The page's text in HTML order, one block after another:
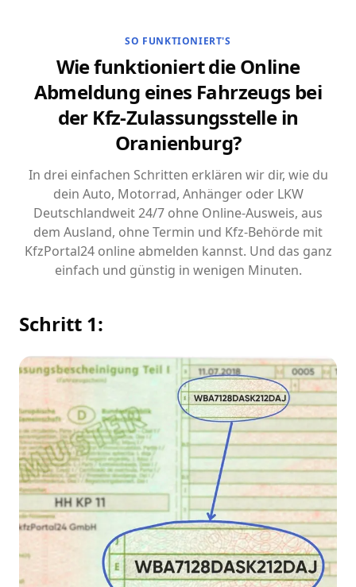
SO FUNKTIONIERT'S
Wie funktioniert die Online
Abmeldung eines Fahrzeugs bei
der Kfz-Zulassungsstelle in
Oranienburg?
In drei einfachen Schritten erklären wir dir, wie du
dein Auto, Motorrad, Anhänger oder LKW
Deutschlandweit 24/7 ohne Online-Ausweis, aus
dem Ausland, ohne Termin und Kfz-Behörde mit
KfzPortal24 online abmelden kannst. Und das ganz
einfach und günstig in wenigen Minuten.
Schritt 1: